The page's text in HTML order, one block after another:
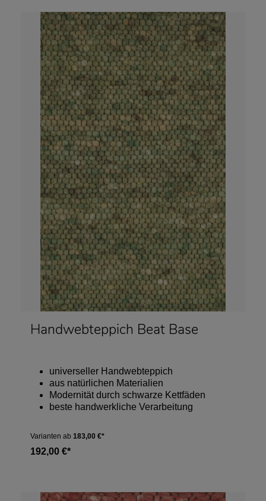
Handwebteppich Beat Base
universeller Handwebteppich
aus natürlichen Materialien
Modernität durch schwarze Kettfäden
beste handwerkliche Verarbeitung
Varianten ab 183,00 €*
192,00 €*